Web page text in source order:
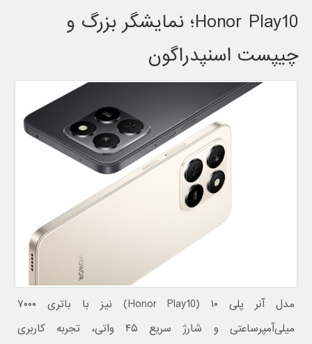
Honor Play10؛ نمایشگر بزرگ و
چیپست اسنپدراگون
مدل آنر پلی ۱۰ (Honor Play10) نیز با باتری ۷۰۰۰
میلی‌آمپرساعتی و شارژ سریع ۴۵ واتی، تجربه کاربری